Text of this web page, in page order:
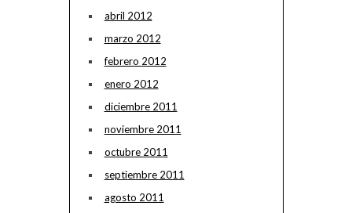
abril 2012
marzo 2012
febrero 2012
enero 2012
diciembre 2011
noviembre 2011
octubre 2011
septiembre 2011
agosto 2011